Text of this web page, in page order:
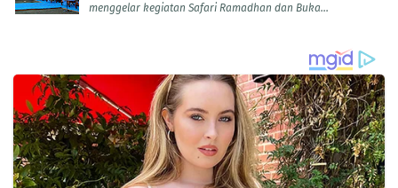
menggelar kegiatan Safari Ramadhan dan Buka...